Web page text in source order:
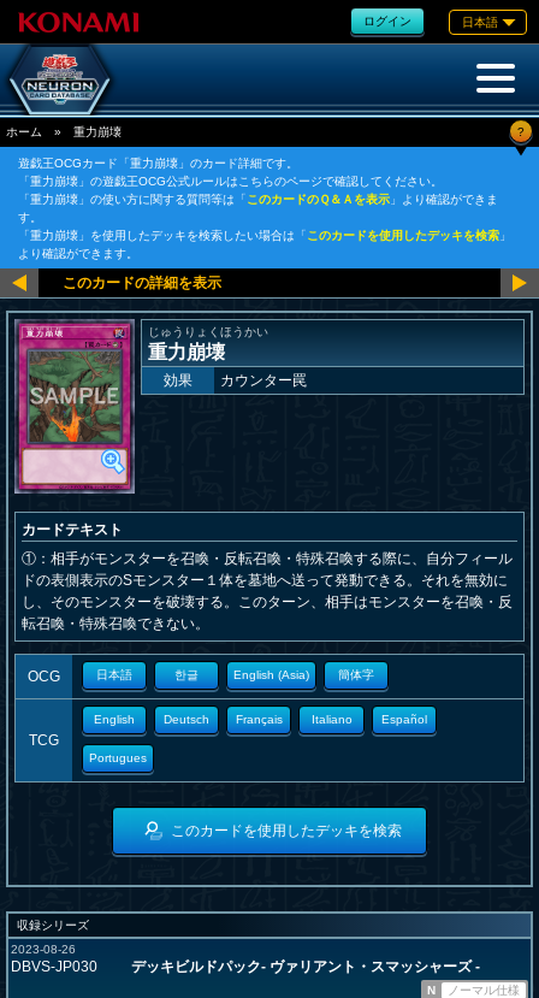
ログイン 日本語
ホーム » 重力崩壊 ?
遊戯王OCGカード「重力崩壊」のカード詳細です。
「重力崩壊」の遊戯王OCG公式ルールはこちらのページで確認してください。
「重力崩壊」の使い方に関する質問等は「このカードのＱ＆Ａを表示 」より確認ができま
す。
「重力崩壊」を使用したデッキを検索したい場合は「このカードを使用したデッキを検索 」
より確認ができます。
じゅうりょくほうかい
重力崩壊
効果 カウンター罠
カードテキスト
①：相手がモンスターを召喚・反転召喚・特殊召喚する際に、自分フィール
ドの表側表示のSモンスター１体を墓地へ送って発動できる。それを無効に
し、そのモンスターを破壊する。このターン、相手はモンスターを召喚・反
転召喚・特殊召喚できない。
OCG 日本語 한글 English (Asia) 簡体字
TCG
English Deutsch Français Italiano Español
Portugues
このカードを使用したデッキを検索
収録シリーズ
2023-08-26
DBVS-JP030 デッキビルドパック- ヴァリアント・スマッシャーズ -
N
ノーマル仕様